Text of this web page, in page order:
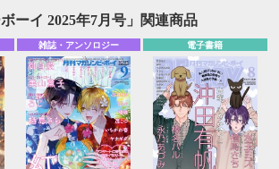
ボーイ 2025年7月号」関連商品
雑誌・アンソロジー 電子書籍